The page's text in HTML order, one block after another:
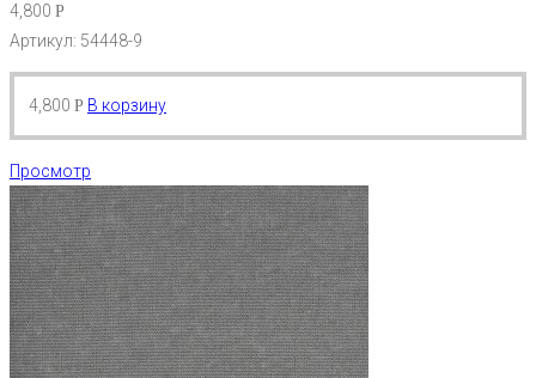
4,800 Р
Артикул: 54448-9
4,800 Р В корзину
Просмотр